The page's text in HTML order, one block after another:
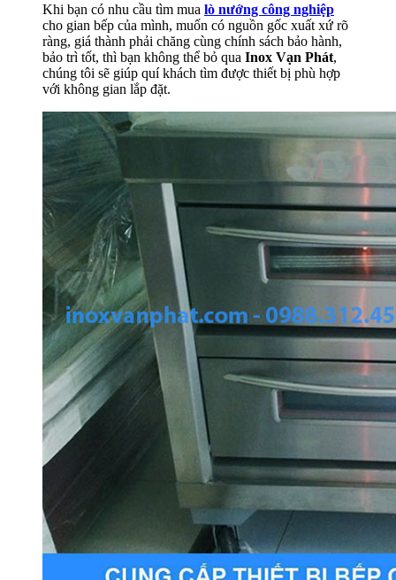
Khi bạn có nhu cầu tìm mua lò nướng công nghiệp
cho gian bếp của mình, muốn có nguồn gốc xuất xứ rõ
ràng, giá thành phải chăng cùng chính sách bảo hành,
bảo trì tốt, thì bạn không thể bỏ qua Inox Vạn Phát,
chúng tôi sẽ giúp quí khách tìm được thiết bị phù hợp
với không gian lắp đặt.